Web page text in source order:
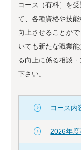
コース（有料）を
て、各種資格や技
向上させることが
いても新たな職業
る向上に係る相談
下さい。
コース内
2026年